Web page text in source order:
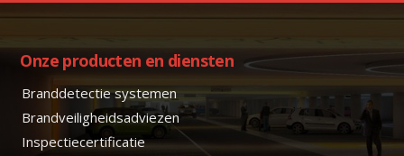
Onze producten en diensten
Branddetectie systemen
Brandveiligheidsadviezen
Inspectiecertificatie